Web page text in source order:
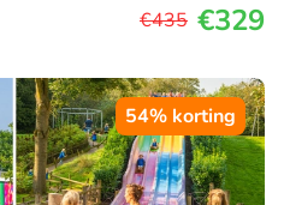
€435 €329
54% korting